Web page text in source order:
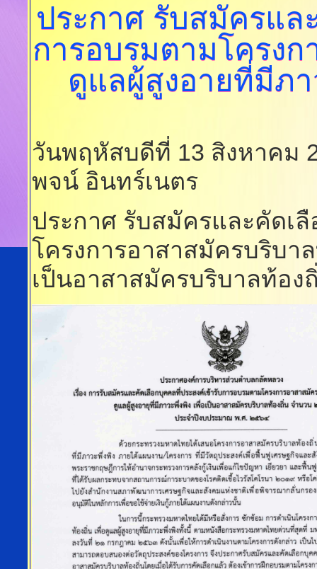
ประกาศรับสมัครแล
การอบรมตามโครง
ดูแลผู้สูงอายที่มีภ
วันพฤหัสบดีที่ 13 สิงหาคม
พจน์ อินทร์เนตร
ประกาศ รับสมัครและคัดเ
โครงการอาสาสมัครบริบา
เป็นอาสาสมัครบริบาลท้อ